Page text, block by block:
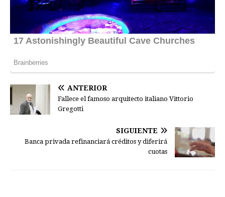
ANTERIOR
Fallece el famoso arquitecto italiano Vittorio
Gregotti
SIGUIENTE
Banca privada refinanciará créditos y diferirá
cuotas